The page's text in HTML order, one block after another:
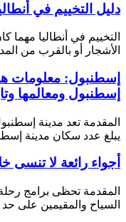
دليل التخييم في
التخييم في أنطاليا
الأشجار أو بالقرب من
إسطنبول: معلومات
إسطنبول ومعالمها
المقدمة تعد مدينة
يبلغ عدد سكان مدينة
أجواء رائعة لا تنسى
المقدمة تحظى برامج
السياح والمقيمين على حد